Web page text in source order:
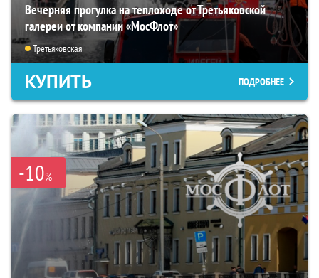
Вечерняя прогулка на теплоходе от Третьяковской
галереи от компании «МосФлот»
Третьяковская
КУПИТЬ ПОДРОБНЕЕ
-10%